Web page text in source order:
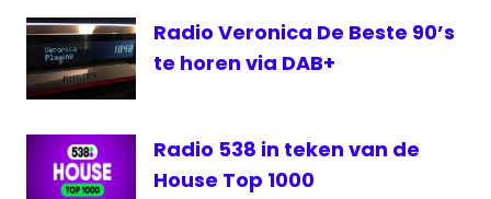
Sky
Radio
Talpa
Radio Veronica De Beste 90’s
te horen via DAB+
Radio 538 in teken van de
House Top 1000